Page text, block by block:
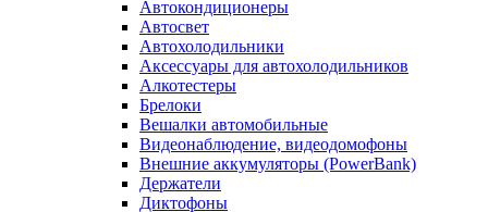
Автокондиционеры
Aвтосвет
Автохолодильники
Аксессуары для автохолодильников
Алкотестеры
Брелоки
Вешалки автомобильные
Видеонаблюдение, видеодомофоны
Внешние аккумуляторы (PowerBank)
Держатели
Диктофоны